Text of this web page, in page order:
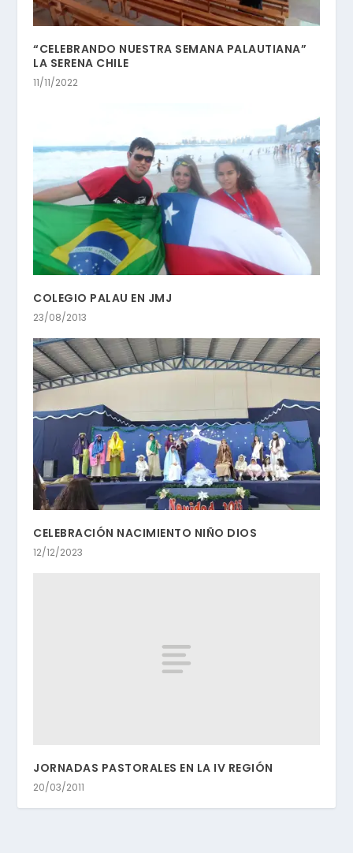
“CELEBRANDO NUESTRA SEMANA PALAUTIANA”
LA SERENA CHILE
11/11/2022
COLEGIO PALAU EN JMJ
23/08/2013
CELEBRACIÓN NACIMIENTO NIÑO DIOS
12/12/2023
JORNADAS PASTORALES EN LA IV REGIÓN
20/03/2011